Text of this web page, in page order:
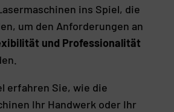
ins Spiel, die
um den Anforderungen an
und Professionalität
erfahren Sie, wie die
Ihr Handwerk oder Ihr